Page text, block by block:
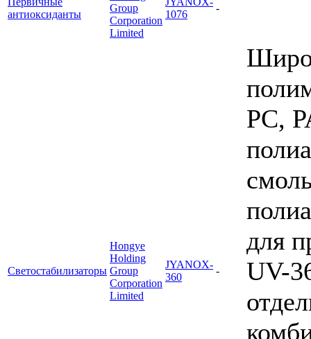
антиоксиданты
Group
Corporation
Limited
1076
-
Светостабилизаторы
Hongye
Holding
Group
Corporation
Limited
JYANOX-
360
-
PC,
для
UV-